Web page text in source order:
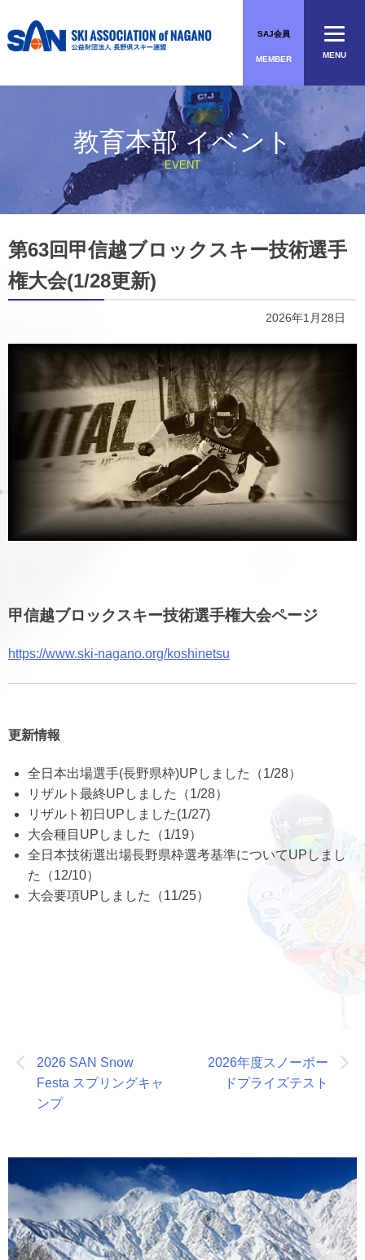
to
content
SAJ会員
MEMBER
教育本部 イベント
EVENT
第63回甲信越ブロックスキー技術選手
権大会(1/28更新)
2026年1月28日
甲信越ブロックスキー技術選手権大会ページ
https://www.ski-nagano.org/koshinetsu
更新情報
全日本出場選手(長野県枠)UPしました（1/28）
リザルト最終UPしました（1/28）
リザルト初日UPしました(1/27)
大会種目UPしました（1/19）
全日本技術選出場長野県枠選考基準についてUPしまし
た（12/10）
大会要項UPしました（11/25）
稿
ゲ
ー
シ
ョ
2026 SAN Snow
Festa スプリングキャ
ンプ
2026年度スノーボー
ドプライズテスト
MENU